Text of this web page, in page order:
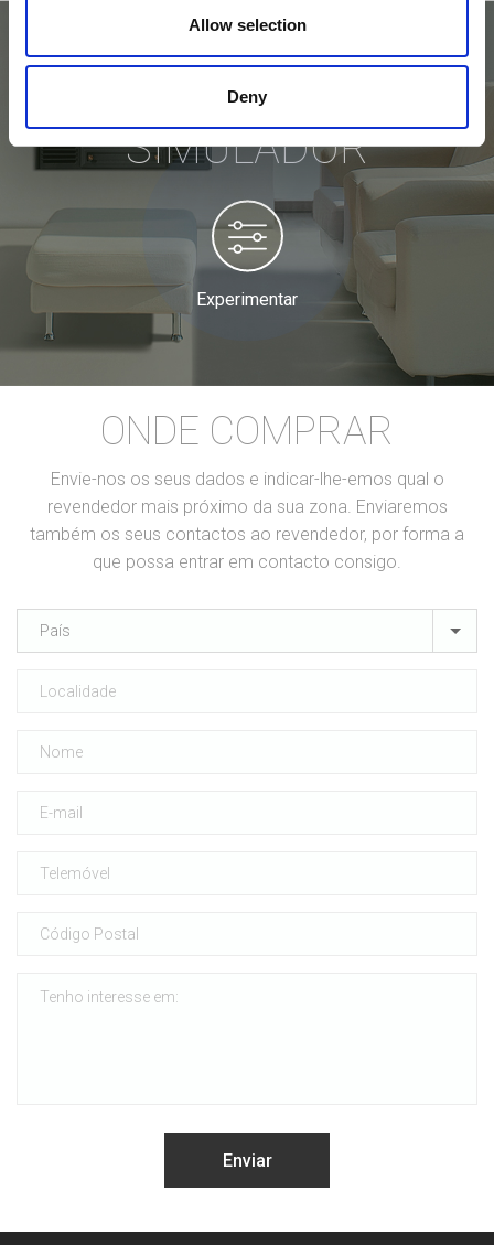
Allow selection
Deny
EXPERIMENTE NO
SIMULADOR
Experimentar
ONDE COMPRAR
Envie-nos os seus dados e indicar-lhe-emos qual o
revendedor mais próximo da sua zona. Enviaremos
também os seus contactos ao revendedor, por forma a
que possa entrar em contacto consigo.
País